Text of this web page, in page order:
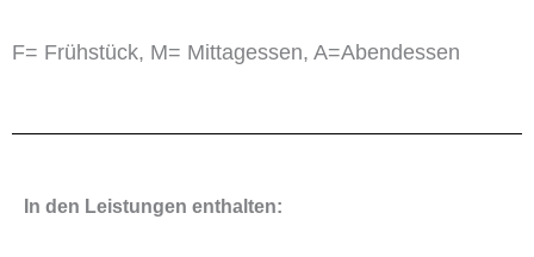
F= Frühstück, M= Mittagessen, A=Abendessen
In den Leistungen enthalten: